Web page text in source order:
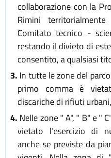
collaborazione con la
Rimini
Comitato tecnico -
restando il divieto di
consentito, a qualsiasi
3. In tutte le zone del
primo comma è
discariche di rifiuti
4. Nelle zone " A", " B" e "
vietato l'esercizio di
anche se previste da